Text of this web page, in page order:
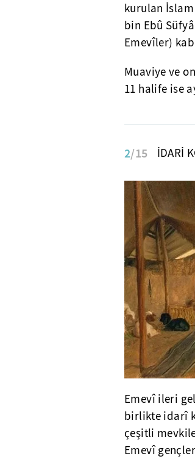
kurulan
bin Ebû
Emevîler)
Muaviye ve
11 halife ise
2/15 İDARİ
Emevî ileri
birlikte idarî
çeşitli
Emevî